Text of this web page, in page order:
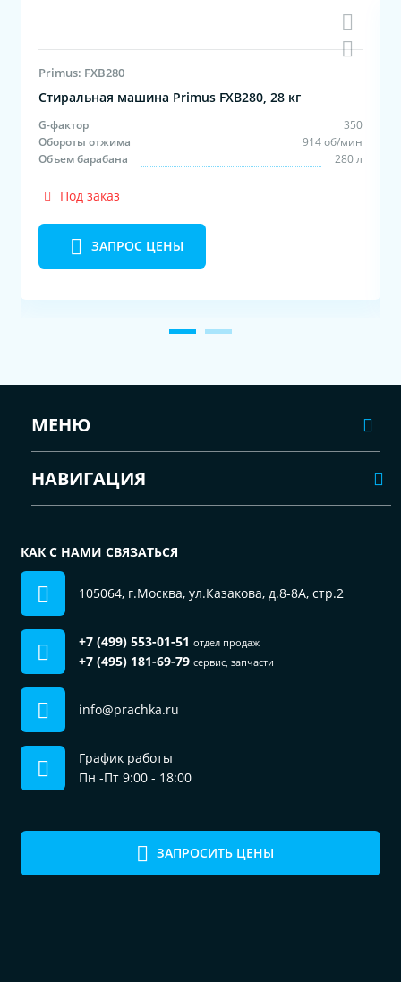
Primus: FXB280
Стиральная машина Primus FXB280, 28 кг
G-фактор
350
Обороты отжима
914 об/мин
Объем барабана
280 л
Под заказ
ЗАПРОС ЦЕНЫ
ЗАПРОСИТЬ ЦЕНЫ
МЕНЮ
НАВИГАЦИЯ
КАК С НАМИ СВЯЗАТЬСЯ
105064, г.Москва, ул.Казакова, д.8-8А, стр.2
+7 (499) 553-01-51 отдел продаж
+7 (495) 181-69-79 сервис, запчасти
info@prachka.ru
График работы
Пн -Пт 9:00 - 18:00